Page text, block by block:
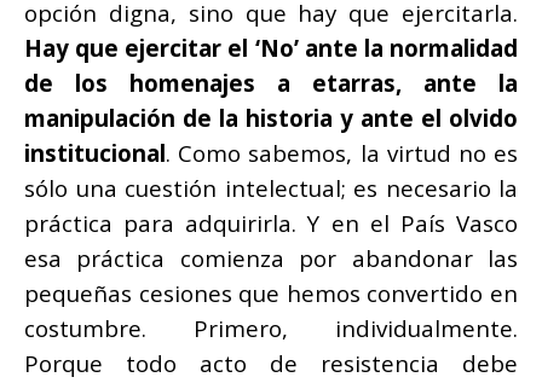
opción digna, sino que hay que ejercitarla.
Hay que ejercitar el ‘No’ ante la normalidad
de los homenajes a etarras, ante la
manipulación de la historia y ante el olvido
institucional. Como sabemos, la virtud no es
sólo una cuestión intelectual; es necesario la
práctica para adquirirla. Y en el País Vasco
esa práctica comienza por abandonar las
pequeñas cesiones que hemos convertido en
costumbre. Primero, individualmente.
Porque todo acto de resistencia debe